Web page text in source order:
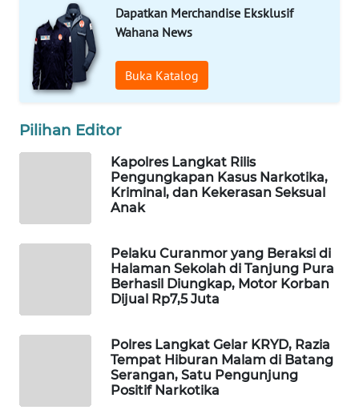
Dapatkan Merchandise Eksklusif
Wahana News
Buka Katalog
Pilihan Editor
Kapolres Langkat Rilis
Pengungkapan Kasus Narkotika,
Kriminal, dan Kekerasan Seksual
Anak
Pelaku Curanmor yang Beraksi di
Halaman Sekolah di Tanjung Pura
Berhasil Diungkap, Motor Korban
Dijual Rp7,5 Juta
Polres Langkat Gelar KRYD, Razia
Tempat Hiburan Malam di Batang
Serangan, Satu Pengunjung
Positif Narkotika
WAHANA
HEALTH
WAHANA
DESA
WISATA
Wahana
MASYARAKAT